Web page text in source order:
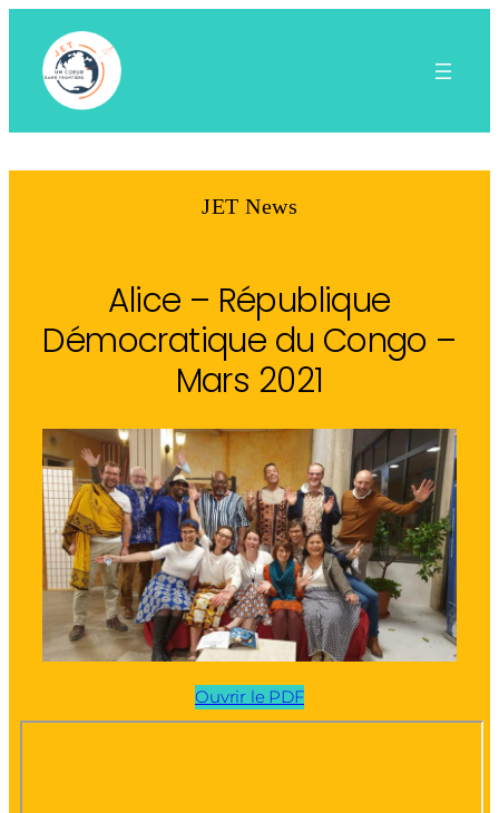
contenu
JET News
Alice – République
Démocratique du Congo –
Mars 2021
Ouvrir le PDF